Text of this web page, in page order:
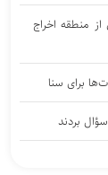
منطقه اخراج
برای سنا
بردند